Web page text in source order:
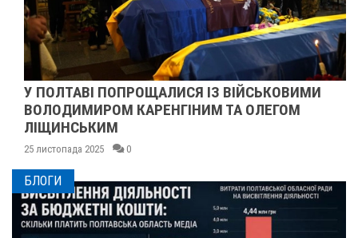
У ПОЛТАВІ ПОПРОЩАЛИСЯ ІЗ ВІЙСЬКОВИМИ
ВОЛОДИМИРОМ КАРЕНГІНИМ ТА ОЛЕГОМ
ЛІЩИНСЬКИМ
25 листопада 2025 0
БЛОГИ